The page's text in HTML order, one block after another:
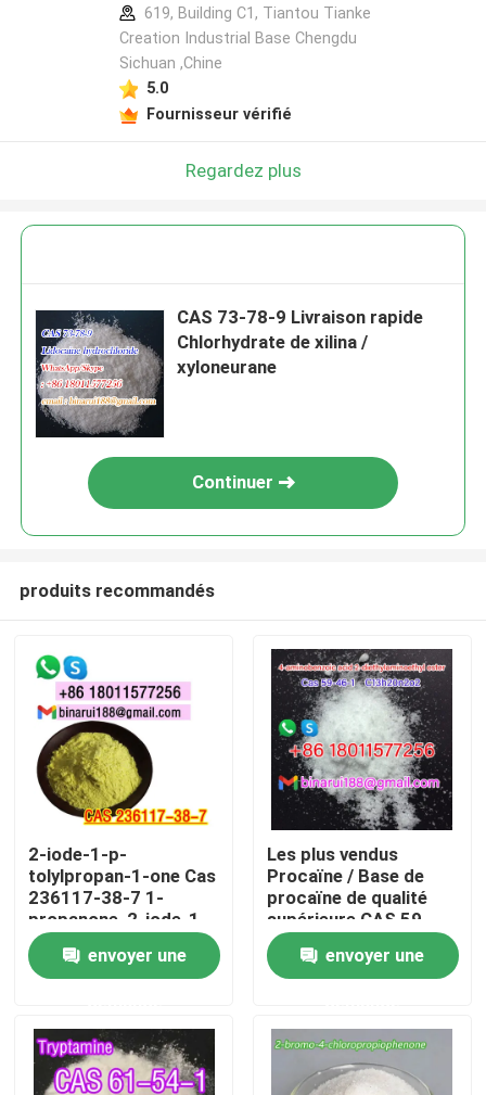
À la maison
Vidéos
619, Building C1, Tiantou Tianke
Creation Industrial Base Chengdu
Sichuan ,Chine
5.0
Fournisseur vérifié
Regardez plus
CAS 73-78-9 Livraison rapide
Chlorhydrate de xilina /
xyloneurane
Continuer
produits recommandés
2-iode-1-p-
tolylpropan-1-one Cas
236117-38-7 1-
propanone, 2-iode-1-
((4-méthylphényle)
envoyer une
Les plus vendus
Procaïne / Base de
procaïne de qualité
supérieure CAS 59-
46-1
envoyer une